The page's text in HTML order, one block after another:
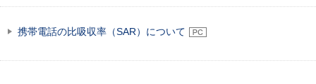
携帯電話の比吸収率（SAR）について